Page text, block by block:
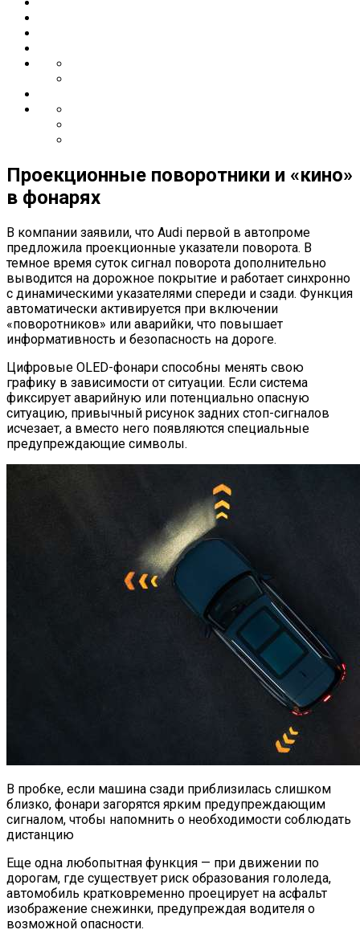
Проекционные поворотники и «кино»
в фонарях
В компании заявили, что Audi первой в автопроме
предложила проекционные указатели поворота. В
темное время суток сигнал поворота дополнительно
выводится на дорожное покрытие и работает синхронно
с динамическими указателями спереди и сзади. Функция
автоматически активируется при включении
«поворотников» или аварийки, что повышает
информативность и безопасность на дороге.
Цифровые OLED-фонари способны менять свою
графику в зависимости от ситуации. Если система
фиксирует аварийную или потенциально опасную
ситуацию, привычный рисунок задних стоп-сигналов
исчезает, а вместо него появляются специальные
предупреждающие символы.
В пробке, если машина сзади приблизилась слишком
близко, фонари загорятся ярким предупреждающим
сигналом, чтобы напомнить о необходимости соблюдать
дистанцию
Еще одна любопытная функция — при движении по
дорогам, где существует риск образования гололеда,
автомобиль кратковременно проецирует на асфальт
изображение снежинки, предупреждая водителя о
возможной опасности.